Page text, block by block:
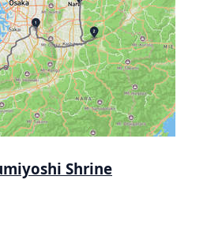
Shrine